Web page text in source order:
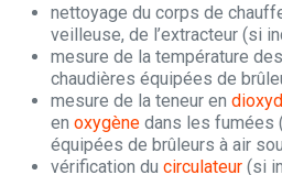
nettoyage du corps de
veilleuse, de l’extracteur (si
mesure de la température
chaudières équipées de
mesure de la teneur en
enoxygène dans les fumées
équipées de brûleurs à air
vérification ducirculateur (si